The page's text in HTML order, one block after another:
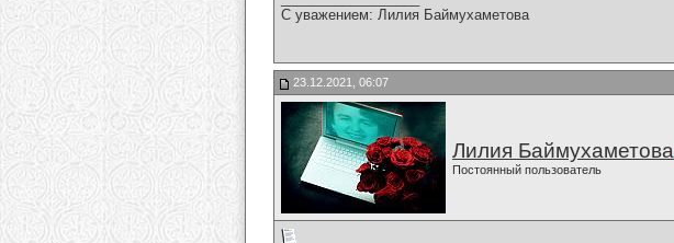
С уважением: Лилия Баймухаметова
23.12.2021, 06:07
Лилия Баймухаметова
Постоянный пользователь